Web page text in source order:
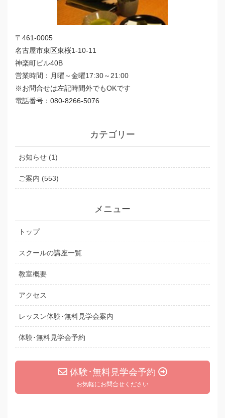
〒461-0005
名古屋市東区東桜1-10-11
神楽町ビル40B
営業時間：月曜～金曜17:30～21:00
※お問合せは左記時間外でもOKです
電話番号：080-8266-5076
カテゴリー
お知らせ (1)
ご案内 (553)
メニュー
トップ
スクールの講座一覧
教室概要
アクセス
レッスン体験･無料見学会案内
体験･無料見学会予約
体験･無料見学会予約
お気軽にお問合せください